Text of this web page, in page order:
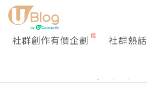
社群創作有價企劃 社群熱話